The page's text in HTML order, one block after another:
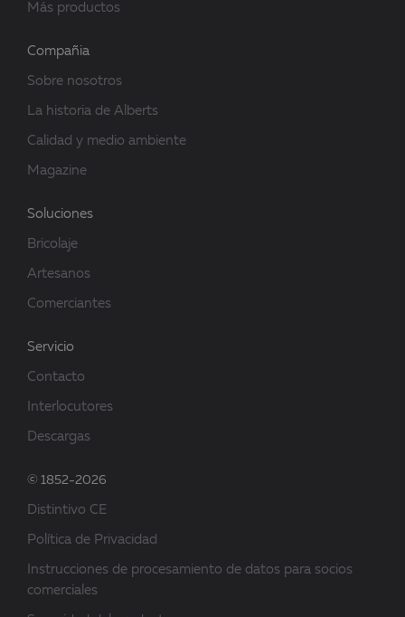
Más productos
Compañia
Sobre nosotros
La historia de Alberts
Calidad y medio ambiente
Magazine
Soluciones
Bricolaje
Artesanos
Comerciantes
Servicio
Contacto
Interlocutores
Descargas
© 1852-2026
Distintivo CE
Política de Privacidad
Instrucciones de procesamiento de datos para socios
comerciales